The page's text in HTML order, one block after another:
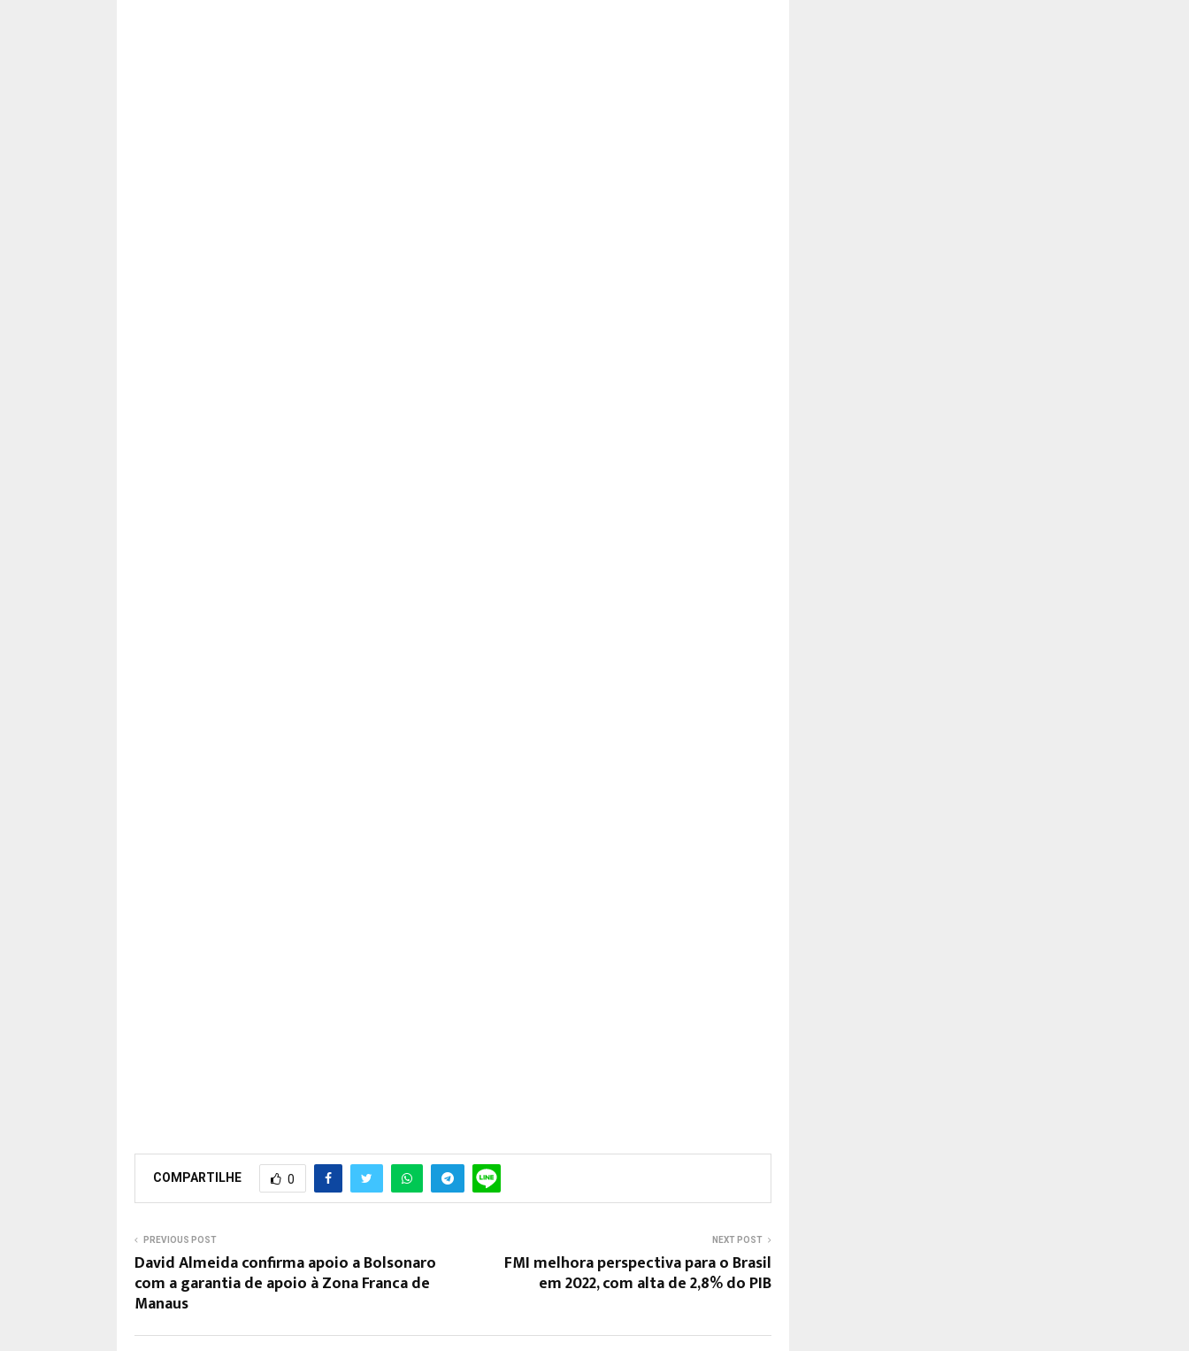
COMPARTILHE 0
PREVIOUS POST
David Almeida confirma apoio a Bolsonaro
com a garantia de apoio à Zona Franca de
Manaus
NEXT POST
FMI melhora perspectiva para o Brasil
em 2022, com alta de 2,8% do PIB